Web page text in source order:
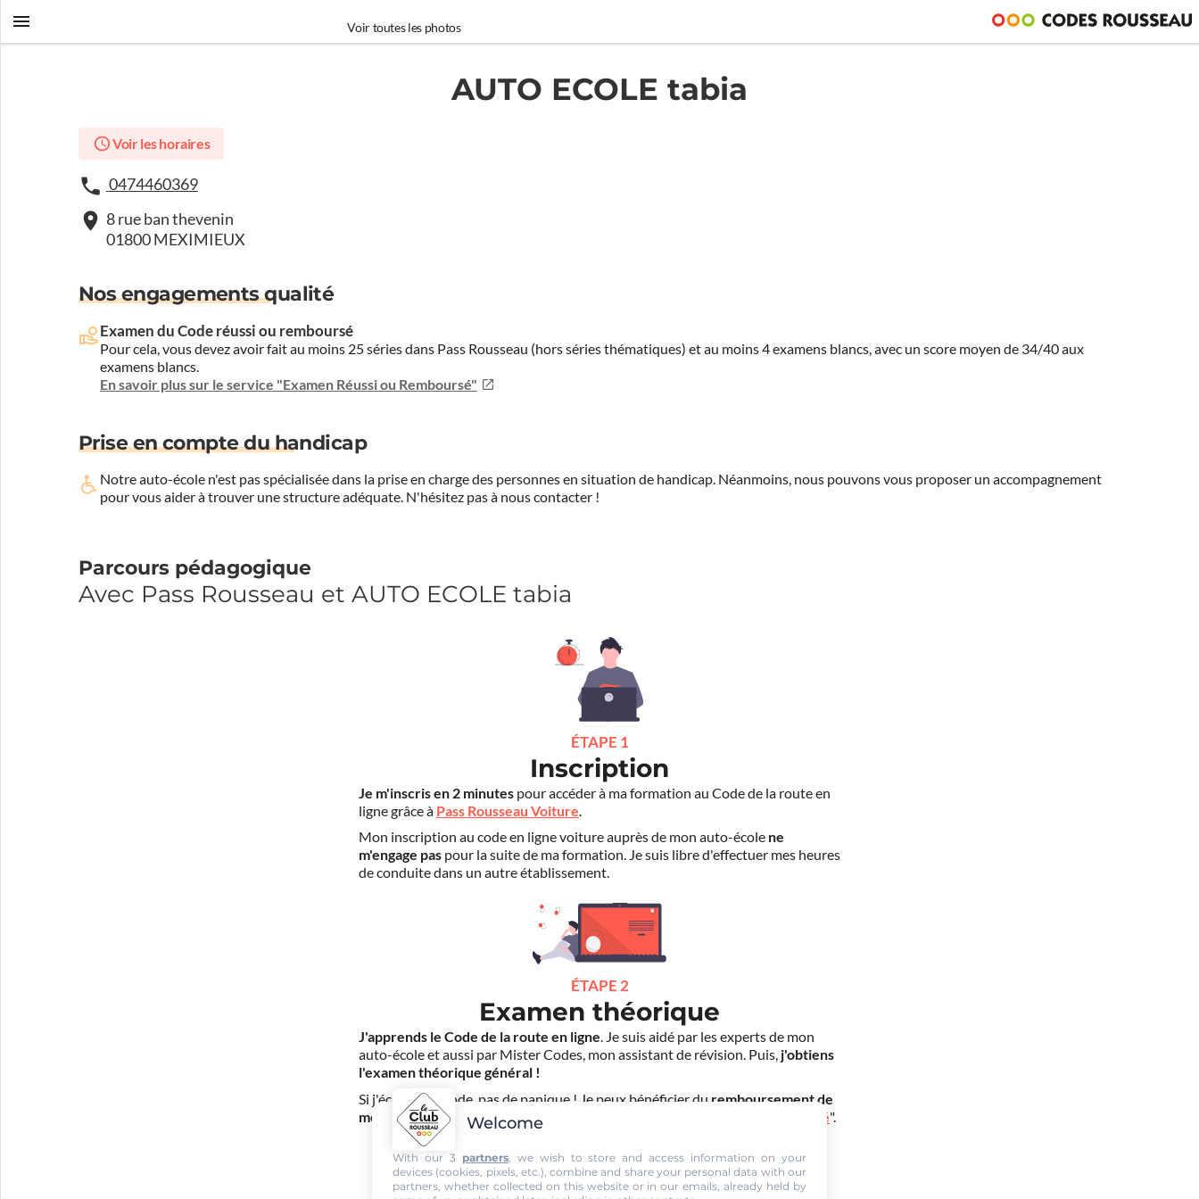
Voir toutes les photos
AUTO ECOLE tabia
Voir les horaires
0474460369
8 rue ban thevenin
01800 MEXIMIEUX
Nos engagements qualité
Examen du Code réussi ou remboursé
Pour cela, vous devez avoir fait au moins 25 séries dans Pass Rousseau (hors séries thématiques) et au moins 4 examens blancs, avec un score moyen de 34/40 aux
examens blancs.
En savoir plus sur le service "Examen Réussi ou Remboursé"
Prise en compte du handicap
Notre auto-école n'est pas spécialisée dans la prise en charge des personnes en situation de handicap. Néanmoins, nous pouvons vous proposer un accompagnement
pour vous aider à trouver une structure adéquate. N'hésitez pas à nous contacter !
Parcours pédagogique
Avec Pass Rousseau et AUTO ECOLE tabia
ÉTAPE 1
Inscription
Je m'inscris en 2 minutes pour accéder à ma formation au Code de la route en
ligne grâce à Pass Rousseau Voiture.
Mon inscription au code en ligne voiture auprès de mon auto-école ne
m'engage pas pour la suite de ma formation. Je suis libre d'effectuer mes heures
de conduite dans un autre établissement.
ÉTAPE 2
Examen théorique
J'apprends le Code de la route en ligne. Je suis aidé par les experts de mon
auto-école et aussi par Mister Codes, mon assistant de révision. Puis, j'obtiens
l'examen théorique général !
Si j'échoue au code, pas de panique ! Je peux bénéficier du remboursement de
mes frais d'inscription(30€) grâce au service " Examen Réussi ou Remboursé".
Welcome
With our 3 partners, we wish to store and access information on your
devices (cookies, pixels, etc.), combine and share your personal data with our
partners, whether collected on this website or in our emails, already held by